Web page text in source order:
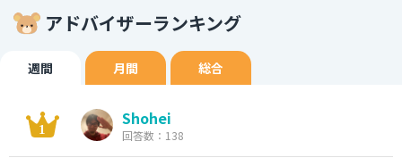
アドバイザーランキング
週間 月間 総合
Shohei
回答数：138